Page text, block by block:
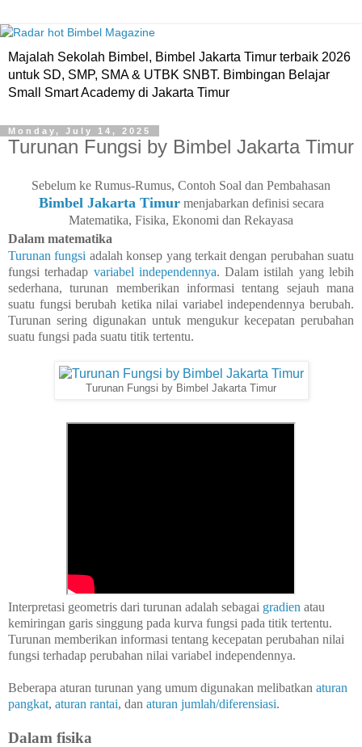
Majalah Sekolah Bimbel, Bimbel Jakarta Timur terbaik 2026
untuk SD, SMP, SMA & UTBK SNBT. Bimbingan Belajar
Small Smart Academy di Jakarta Timur
Monday, July 14, 2025
Turunan Fungsi by Bimbel Jakarta Timur
Sebelum ke Rumus-Rumus, Contoh Soal dan Pembahasan
Bimbel Jakarta Timurmenjabarkan definisi secara
Matematika, Fisika, Ekonomi dan Rekayasa
Dalam matematika
Turunan fungsi adalah konsep yang terkait dengan perubahan suatu
fungsi terhadap variabel independennya. Dalam istilah yang lebih
sederhana, turunan memberikan informasi tentang sejauh mana
suatu fungsi berubah ketika nilai variabel independennya berubah.
Turunan sering digunakan untuk mengukur kecepatan perubahan
suatu fungsi pada suatu titik tertentu.
Turunan Fungsi by Bimbel Jakarta Timur
Interpretasi geometris dari turunan adalah sebagai gradien atau
kemiringan garis singgung pada kurva fungsi pada titik tertentu.
Turunan memberikan informasi tentang kecepatan perubahan nilai
fungsi terhadap perubahan nilai variabel independennya.
Beberapa aturan turunan yang umum digunakan melibatkan aturan
pangkat, aturan rantai, dan aturan jumlah/diferensiasi.
Dalam fisika